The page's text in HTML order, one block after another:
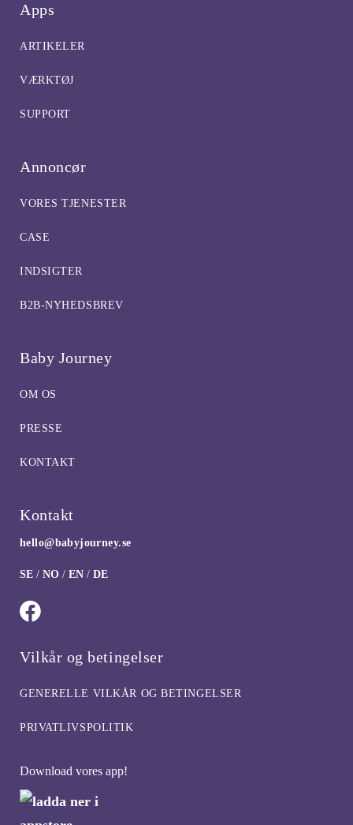
Apps
ARTIKELER
VÆRKTØJ
SUPPORT
Annoncør
VORES TJENESTER
CASE
INDSIGTER
B2B-NYHEDSBREV
Baby Journey
OM OS
PRESSE
KONTAKT
Kontakt
hello@babyjourney.se
SE / NO / EN / DE
Vilkår og betingelser
GENERELLE VILKÅR OG BETINGELSER
PRIVATLIVSPOLITIK
Download vores app!